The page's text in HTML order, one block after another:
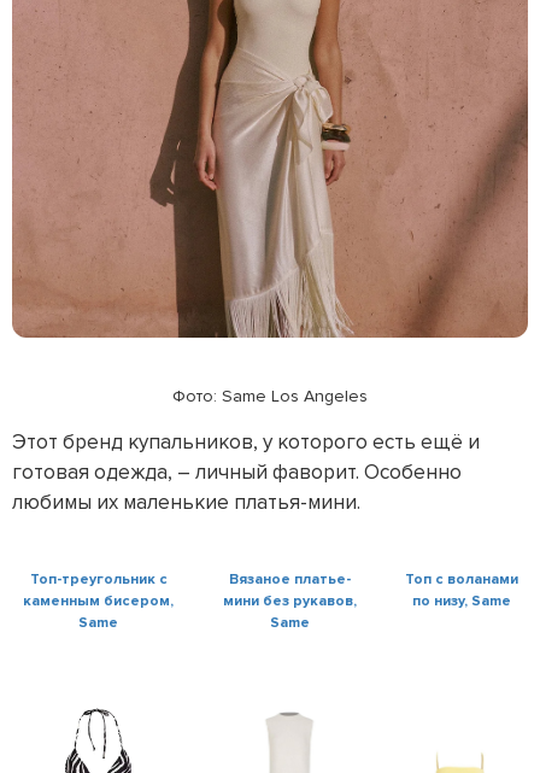
Фото: Same Los Angeles
Этот бренд купальников, у которого есть ещё и
готовая одежда, – личный фаворит. Особенно
любимы их маленькие платья-мини.
Топ-треугольник с
каменным бисером,
Same
Вязаное платье-
мини без рукавов,
Same
Топ с воланами
по низу, Same